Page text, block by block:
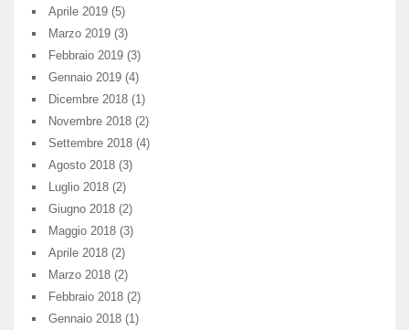
Aprile 2019 (5)
Marzo 2019 (3)
Febbraio 2019 (3)
Gennaio 2019 (4)
Dicembre 2018 (1)
Novembre 2018 (2)
Settembre 2018 (4)
Agosto 2018 (3)
Luglio 2018 (2)
Giugno 2018 (2)
Maggio 2018 (3)
Aprile 2018 (2)
Marzo 2018 (2)
Febbraio 2018 (2)
Gennaio 2018 (1)